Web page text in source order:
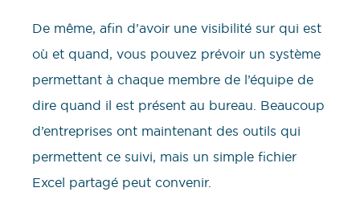
De même, afin d’avoir une visibilité sur qui est
où et quand, vous pouvez prévoir un système
permettant à chaque membre de l’équipe de
dire quand il est présent au bureau. Beaucoup
d’entreprises ont maintenant des outils qui
permettent ce suivi, mais un simple fichier
Excel partagé peut convenir.